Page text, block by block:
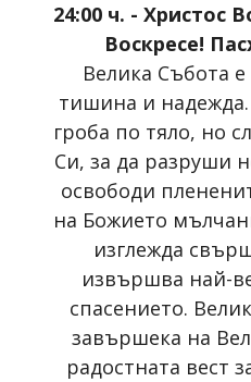
24:00 ч. - Христос
Воскресе!
Велика Събота
тишина и
гроба по тяло, но
Си, за да разруши
освободи
на Божието
изглежда
извършва най-
спасението.
завършека на
радостната вест